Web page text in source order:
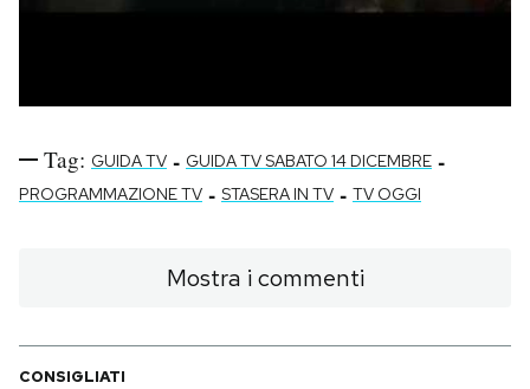
Tag: GUIDA TV - GUIDA TV SABATO 14 DICEMBRE -
PROGRAMMAZIONE TV - STASERA IN TV - TV OGGI
Mostra i commenti
CONSIGLIATI